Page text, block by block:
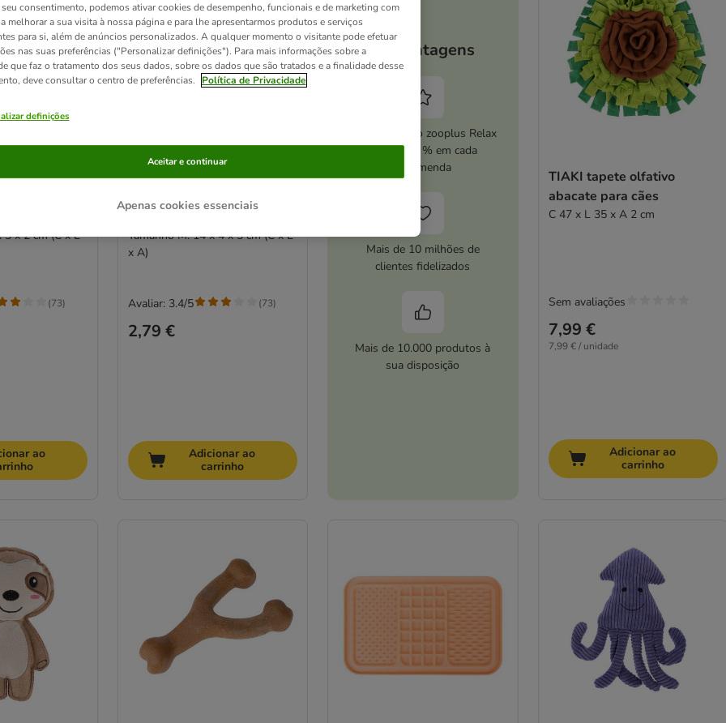
para roer
para
3 x 2 cm (C x L
(73)
ao
TIAKI brinquedo para roer
com sabor a bacon para
Tamanho M: 14 x 4 x 3 cm (C x L
x A)
2,79 €
Avaliar: 3.4/5 (73)
Adicionar ao
carrinho
As vantagens
Ative o serviço zooplus Relax
e poupe 5 % em cada
encomenda
Mais de 10 milhões de
clientes fidelizados
Mais de 10.000 produtos à
sua disposição
TIAKI tapete olfativo
abacate para cães
C 47 x L 35 x A 2 cm
7,99 €
7,99 € / unidade
Sem avaliações
Adicionar ao
carrinho
consentimento, podemos ativar cookies de desempenho, funcionais e de marketing com
melhorar a sua visita à nossa página e para lhe apresentarmos produtos e serviços
para si, além de anúncios personalizados. A qualquer momento o visitante pode efetuar
nas suas preferências ("Personalizar definições"). Para mais informações sobre a
que faz o tratamento dos seus dados, sobre os dados que são tratados e a finalidade desse
deve consultar o centro de preferências.
Política de Privacidade
definições
Apenas cookies essenciais
Aceitar e continuar